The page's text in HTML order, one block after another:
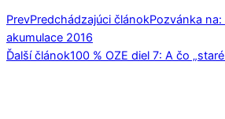
PrevPredchádzajúci článokPozvánka na:
akumulace 2016
Ďalší článok100 % OZE diel 7: A čo „staré